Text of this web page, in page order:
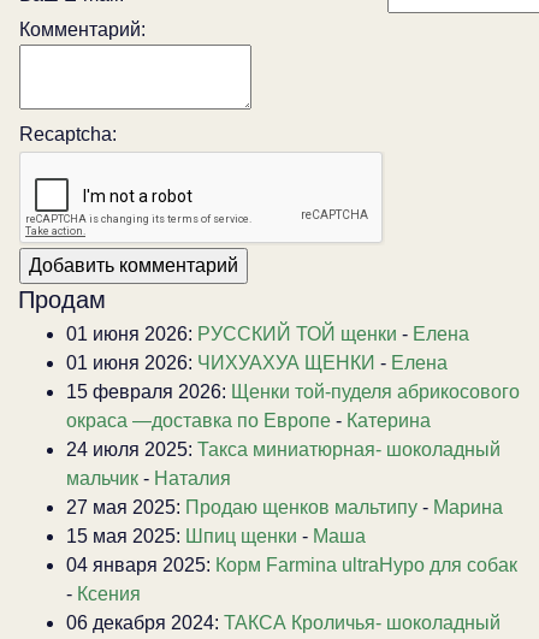
Комментарий:
Recaptcha:
Продам
01 июня 2026: РУССКИЙ ТОЙ щенки - Елена
01 июня 2026: ЧИХУАХУА ЩЕНКИ - Елена
15 февраля 2026: Щенки той-пуделя абрикосового
окраса —доставка по Европе - Катерина
24 июля 2025: Такса миниатюрная- шоколадный
мальчик - Наталия
27 мая 2025: Продаю щенков мальтипу - Марина
15 мая 2025: Шпиц щенки - Маша
04 января 2025: Корм Farmina ultraHypo для собак
- Ксения
06 декабря 2024: ТАКСА Кроличья- шоколадный